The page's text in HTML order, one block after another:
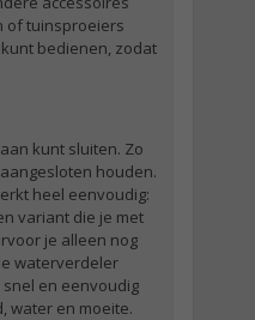
of tuinsproeiers
bedienen, zodat
kunt sluiten. Zo
houden.
heel eenvoudig:
variant die je met
je alleen nog
waterverdeler
en eenvoudig
water en moeite.